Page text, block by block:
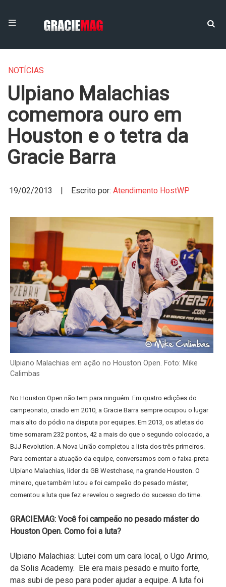
NOTÍCIAS
Ulpiano Malachias
comemora ouro em
Houston e o tetra da
Gracie Barra
19/02/2013 | Escrito por: Atendimento HostWP
Ulpiano Malachias em ação no Houston Open. Foto: Mike
Calimbas
No Houston Open não tem para ninguém. Em quatro edições do
campeonato, criado em 2010, a Gracie Barra sempre ocupou o lugar
mais alto do pódio na disputa por equipes. Em 2013, os atletas do
time somaram 232 pontos, 42 a mais do que o segundo colocado, a
BJJ Revolution. A Nova União completou a lista dos três primeiros.
Para comentar a atuação da equipe, conversamos com o faixa-preta
Ulpiano Malachias, líder da GB Westchase, na grande Houston. O
mineiro, que também lutou e foi campeão do pesado máster,
comentou a luta que fez e revelou o segredo do sucesso do time.
GRACIEMAG: Você foi campeão no pesado máster do
Houston Open. Como foi a luta?
Ulpiano Malachias: Lutei com um cara local, o Ugo Arimo,
da Solis Academy. Ele era mais pesado e muito forte,
mas subi de peso para poder ajudar a equipe. A luta foi